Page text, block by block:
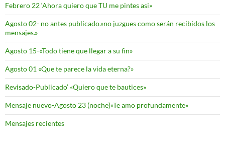
Febrero 22 ‘Ahora quiero que TU me pintes asi»
Agosto 02- no antes publicado.»no juzgues como serán recibidos los
mensajes.»
Agosto 15-«Todo tiene que llegar a su fin»
Agosto 01 «Que te parece la vida eterna?»
Revisado-Publicado’ «Quiero que te bautices»
Mensaje nuevo-Agosto 23 (noche)»Te amo profundamente»
Mensajes recientes